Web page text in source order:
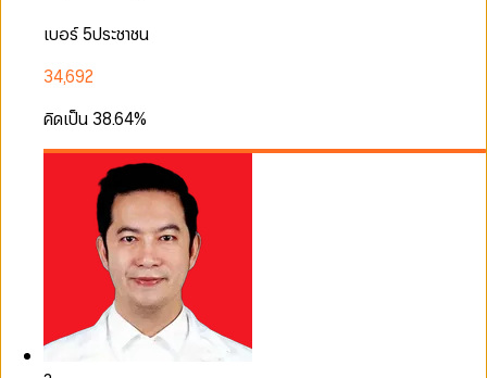
เบอร์ 5ประชาชน
34,692
คิดเป็น 38.64%